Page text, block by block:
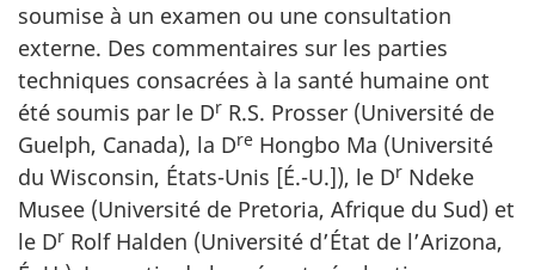
soumise à un examen ou une consultation
externe. Des commentaires sur les parties
techniques consacrées à la santé humaine ont
été soumis par le Dr R.S. Prosser (Université de
Guelph, Canada), la Dre Hongbo Ma (Université
du Wisconsin, États-Unis [É.-U.]), le Dr Ndeke
Musee (Université de Pretoria, Afrique du Sud) et
le Dr Rolf Halden (Université d’État de l’Arizona,